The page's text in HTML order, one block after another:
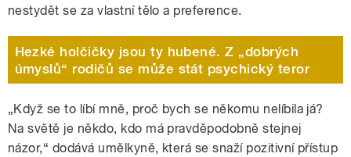
nestydět se za vlastní tělo a preference.
Hezké holčičky jsou ty hubené. Z „dobrých
úmyslů“ rodičů se může stát psychický teror
„Když se to líbí mně, proč bych se někomu nelíbila já?
Na světě je někdo, kdo má pravděpodobně stejnej
názor,“ dodává umělkyně, která se snaží pozitivní přístup